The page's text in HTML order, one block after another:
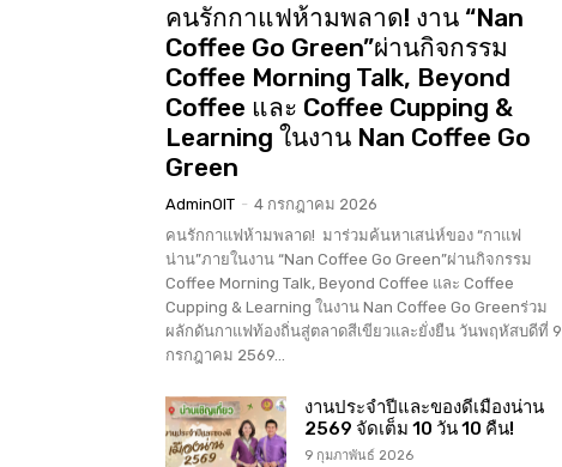
คนรักกาแฟห้ามพลาด! งาน “Nan
Coffee Go Green”ผ่านกิจกรรม
Coffee Morning Talk, Beyond
Coffee และ Coffee Cupping &
Learning ในงาน Nan Coffee Go
Green
AdminOIT - 4 กรกฎาคม 2026
คนรักกาแฟห้ามพลาด! มาร่วมค้นหาเสน่ห์ของ “กาแฟ
น่าน”ภายในงาน “Nan Coffee Go Green”ผ่านกิจกรรม
Coffee Morning Talk, Beyond Coffee และ Coffee
Cupping & Learning ในงาน Nan Coffee Go Greenร่วม
ผลักดันกาแฟท้องถิ่นสู่ตลาดสีเขียวและยั่งยืน วันพฤหัสบดีที่ 9
กรกฎาคม 2569...
งานประจำปีและของดีเมืองน่าน
2569 จัดเต็ม 10 วัน 10 คืน!
9 กุมภาพันธ์ 2026